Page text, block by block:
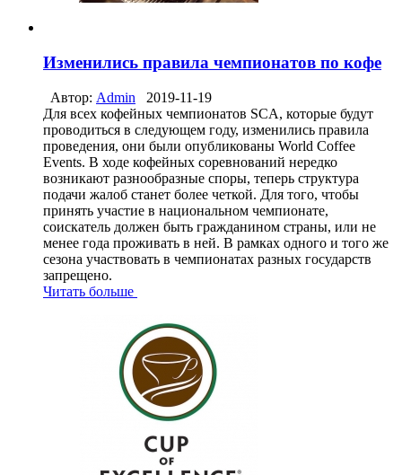
Изменились правила чемпионатов по кофе
Автор: Admin
2019-11-19
Для всех кофейных чемпионатов SCA, которые будут
проводиться в следующем году, изменились правила
проведения, они были опубликованы World Coffee
Events. В ходе кофейных соревнований нередко
возникают разнообразные споры, теперь структура
подачи жалоб станет более четкой. Для того, чтобы
принять участие в национальном чемпионате,
соискатель должен быть гражданином страны, или не
менее года проживать в ней. В рамках одного и того же
сезона участвовать в чемпионатах разных государств
запрещено.
Читать больше